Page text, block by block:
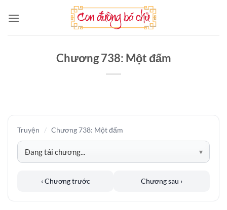
qua
Chương 738: Một đấm
Truyện / Chương 738: Một đấm
‹ Chương trước Chương sau ›